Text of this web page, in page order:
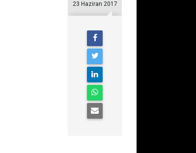
23 Haziran 2017